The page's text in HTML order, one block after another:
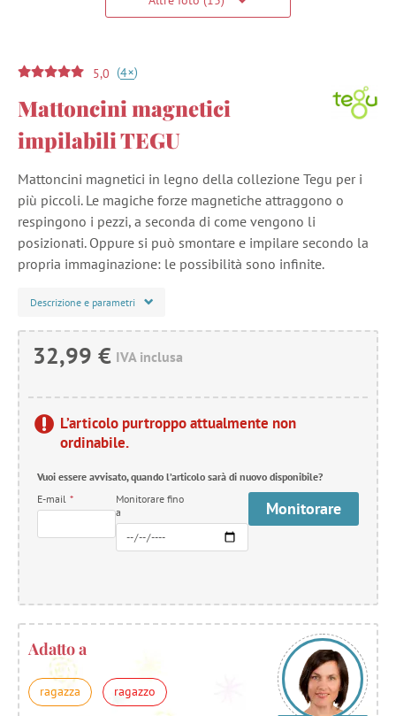
5,0 (4+)
Mattoncini magnetici
impilabili TEGU
Mattoncini magnetici in legno della collezione Tegu per i
più piccoli. Le magiche forze magnetiche attraggono o
respingono i pezzi, a seconda di come vengono li
posizionati. Oppure si può smontare e impilare secondo la
propria immaginazione: le possibilità sono infinite.
Descrizione e parametri
32,99 € IVA inclusa
L’articolo purtroppo attualmente non
ordinabile.
Vuoi essere avvisato, quando l’articolo sarà di nuovo disponibile?
E-mail *
Monitorare fino
a
Monitorare
Adatto a
ragazza ragazzo